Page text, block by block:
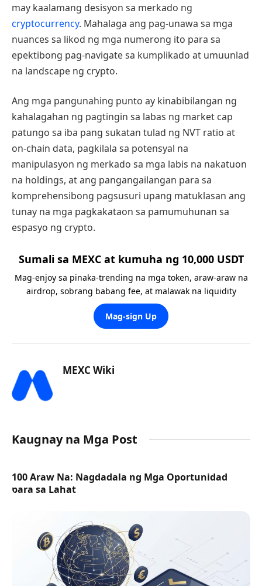
may kaalamang desisyon sa merkado ng
cryptocurrency. Mahalaga ang pag-unawa sa mga
nuances sa likod ng mga numerong ito para sa
epektibong pag-navigate sa kumplikado at umuunlad
na landscape ng crypto.
Ang mga pangunahing punto ay kinabibilangan ng
kahalagahan ng pagtingin sa labas ng market cap
patungo sa iba pang sukatan tulad ng NVT ratio at
on-chain data, pagkilala sa potensyal na
manipulasyon ng merkado sa mga labis na nakatuon
na holdings, at ang pangangailangan para sa
komprehensibong pagsusuri upang matuklasan ang
tunay na mga pagkakataon sa pamumuhunan sa
espasyo ng crypto.
Sumali sa MEXC at kumuha ng 10,000 USDT
Mag-enjoy sa pinaka-trending na mga token, araw-araw na
airdrop, sobrang babang fee, at malawak na liquidity
Mag-sign Up
MEXC Wiki
Kaugnay na Mga Post
100 Araw Na: Nagdadala ng Mga Oportunidad
para sa Lahat